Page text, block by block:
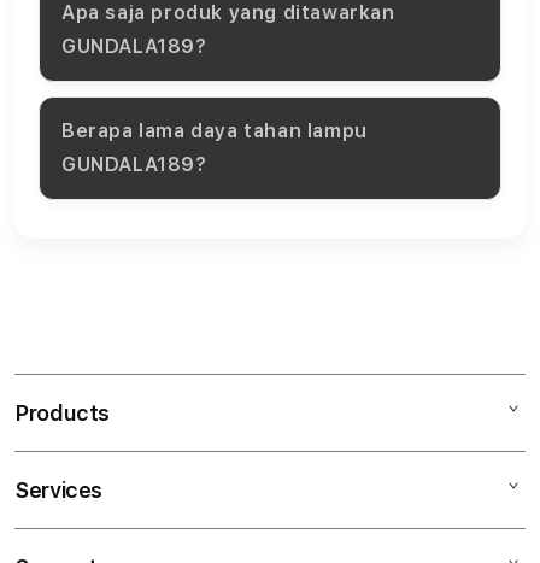
Apa saja produk yang ditawarkan
GUNDALA189?
Berapa lama daya tahan lampu
GUNDALA189?
i
n
g
l
e
Products
Mac
Services